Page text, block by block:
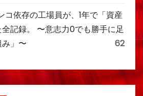
コ依存の工場員が、1年で「資産
全記録。 〜意志力0でも勝手に足
」〜
62